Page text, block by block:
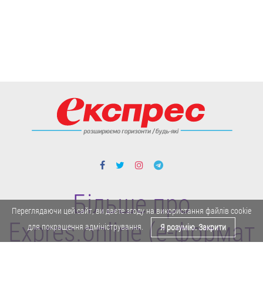
Більше про
Expres.online (e-формат
Переглядаючи цей сайт, ви даєте згоду на використання файлів cookie
для покращення адміністрування.
Я розумію. Закрити